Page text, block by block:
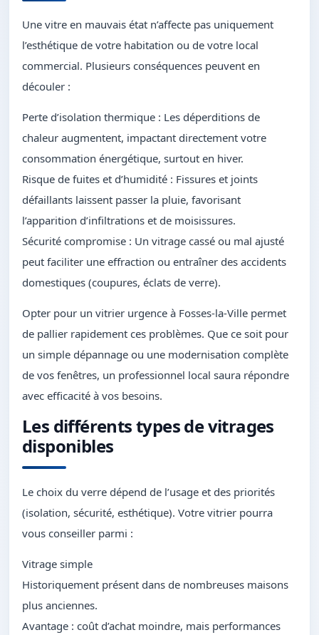
Une vitre en mauvais état n’affecte pas uniquement
l’esthétique de votre habitation ou de votre local
commercial. Plusieurs conséquences peuvent en
découler :
Perte d’isolation thermique : Les déperditions de
chaleur augmentent, impactant directement votre
consommation énergétique, surtout en hiver.
Risque de fuites et d’humidité : Fissures et joints
défaillants laissent passer la pluie, favorisant
l’apparition d’infiltrations et de moisissures.
Sécurité compromise : Un vitrage cassé ou mal ajusté
peut faciliter une effraction ou entraîner des accidents
domestiques (coupures, éclats de verre).
Opter pour un vitrier urgence à Fosses-la-Ville permet
de pallier rapidement ces problèmes. Que ce soit pour
un simple dépannage ou une modernisation complète
de vos fenêtres, un professionnel local saura répondre
avec efficacité à vos besoins.
Les différents types de vitrages
disponibles
Le choix du verre dépend de l’usage et des priorités
(isolation, sécurité, esthétique). Votre vitrier pourra
vous conseiller parmi :
Vitrage simple
Historiquement présent dans de nombreuses maisons
plus anciennes.
Avantage : coût d’achat moindre, mais performances